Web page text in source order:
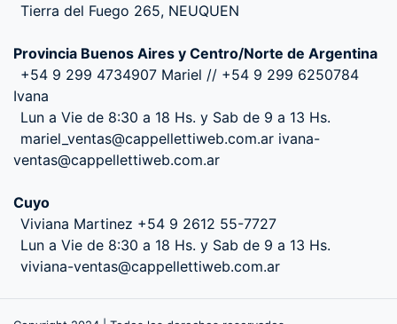
Tierra del Fuego 265, NEUQUEN
Provincia Buenos Aires y Centro/Norte de Argentina
+54 9 299 4734907 Mariel // +54 9 299 6250784
Ivana
Lun a Vie de 8:30 a 18 Hs. y Sab de 9 a 13 Hs.
mariel_ventas@cappellettiweb.com.ar ivana-
ventas@cappellettiweb.com.ar
Cuyo
Viviana Martinez +54 9 2612 55-7727
Lun a Vie de 8:30 a 18 Hs. y Sab de 9 a 13 Hs.
viviana-ventas@cappellettiweb.com.ar